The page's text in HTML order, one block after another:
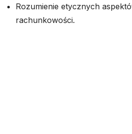
Rozumienie etycznych
rachunkowości.